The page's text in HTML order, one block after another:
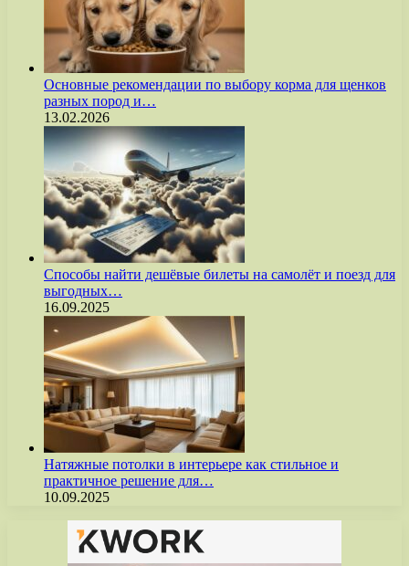
Основные рекомендации по выбору корма для щенков
разных пород и…
13.02.2026
Способы найти дешёвые билеты на самолёт и поезд для
выгодных…
16.09.2025
Натяжные потолки в интерьере как стильное и
практичное решение для…
10.09.2025